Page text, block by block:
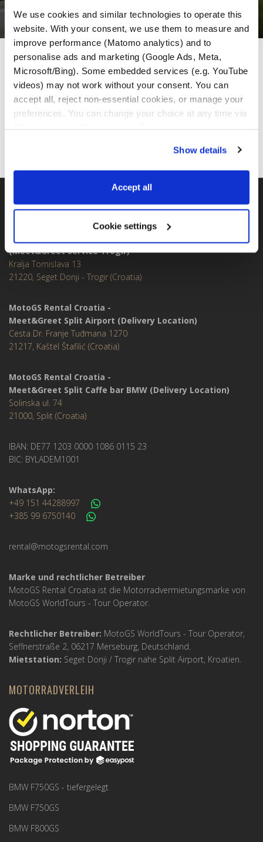
We use cookies and similar technologies to operate this
website. With your consent, we use them to measure and
improve performance (Matomo analytics) and to
personalise ads and marketing (Google Ads, Meta,
Microsoft/Bing). Some embedded services (e.g. YouTube
videos) may not work without your consent. You can
accept all, reject non-essential cookies, or manage your
preferences. You can change your choice at any time via
Show details
Accept all
Cookie settings
MotoGS Rental Partner
BMW GS FLOTTE
(Meet&Greet Service Trogir)
Kralja Tomislava 13
21220, Seget Donji - Trogir (Croatia)
MotoGS Rental Croatia -
Meet&Greet Split Airport (Delivery Location)
Cesta Dr. Franje Tuđmana 1270
21217, Kaštel Štafilić (Croatia)
MotoGS Rental Croatia -
Meet&Greet Split Caffe bar BMW (Delivery Location)
Solinska ul. 74
21000, Split (Croatia)
IBAN: DE77 1203 0000 1086 0115 23
BIC: BYLADEM1001
WhatsApp:
+49 151 44288997
+385 99 6750140
rental@motogsrental.com
Marke und rechtlicher Betreiber
MotoGS Rental Croatia ist die Motorradvermietungsmarke von
MotoGS WorldTours - Tour Operator
Rechtlicher Betreiber: MotoGS WorldTours - Tour Operator,
Seffnerstraße 2, 06217 Merseburg, Deutschland.
Mietstation: Seget Donji / Trogir nahe Split Airport, Kroatien.
MOTORRADVERLEIH
BMW F750GS - tiefergelegt
BMW F750GS
BMW F800GS